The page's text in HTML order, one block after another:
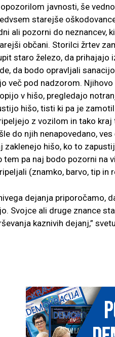
javnosti, še
starejše
ali pozorni do neznancev,
občani. Storilci žrtev
staro železo, da prihajajo
da bodo opravljali
več pod nadzorom.
v hišo, pregledajo
hišo, tisti ki pa je
z vozilom in tako
do njih nenapovedano,
zaklenejo hišo, ko to
pa naj bodo pozorni na
(znamko, barvo, tip in
dejanja priporočamo,
Svojce ali druge znance
kaznivih dejanj,”